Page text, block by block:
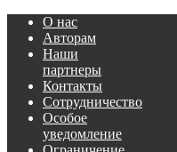
О нас
Авторам
Наши
партнеры
Контакты
Сотрудничество
Особое
уведомление